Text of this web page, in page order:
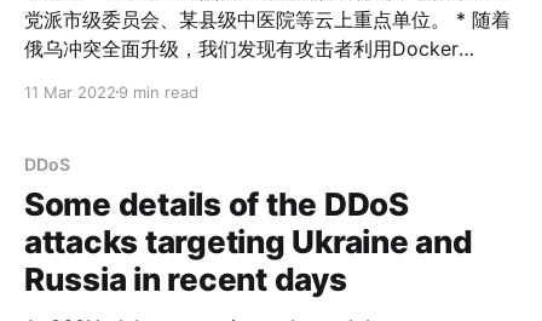
兴趣。经过分析，我们确定是一个全新的僵尸网络家族，
基于其传播时使用的文件名"b1t"，XOR加密算法，以及
简单来说，B1txor20是一个针对Linux平台的后门木马，
门功能，B1txor20还有开启Socket5代理，远程下载安装
党派市级委员会、某县级中医院等云上重点单位。 * 随着
俄乌冲突全面升级，我们发现有攻击者利用Docker
绝服务(DoS)网络攻击。 * Apache APISIX本月爆出远程
方式可远程执行恶意代码。 本文主要通过360网络安全研
究院 Anglerfish蜜罐视角，分析云上热门漏洞攻击细节，
以及云上重要资产在公网上发起攻击的情况。 2. 云上资产
对外扫描攻击 2月份我们共发现17个命中蜜罐节点的重要
单位的云上资产，下表为其中一部分案例，如果需要更多
11 Mar 2022 9 min read
DDoS
Some details of the DDoS
attacks targeting Ukraine and
Russia in recent days